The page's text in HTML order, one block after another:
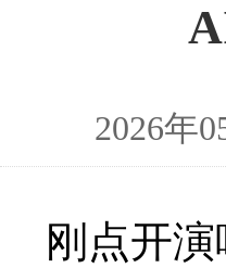
2026
刚点开